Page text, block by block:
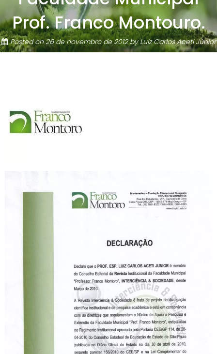
Prof. Franco Montouro.
Posted on26 de novembro de 2012byLuiz Carlos Aceti Júnior